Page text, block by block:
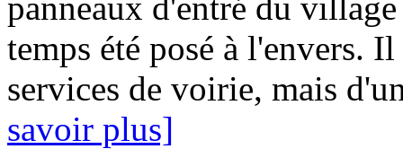
temps été posé à l'envers.
services de voirie, mais
savoir plus]